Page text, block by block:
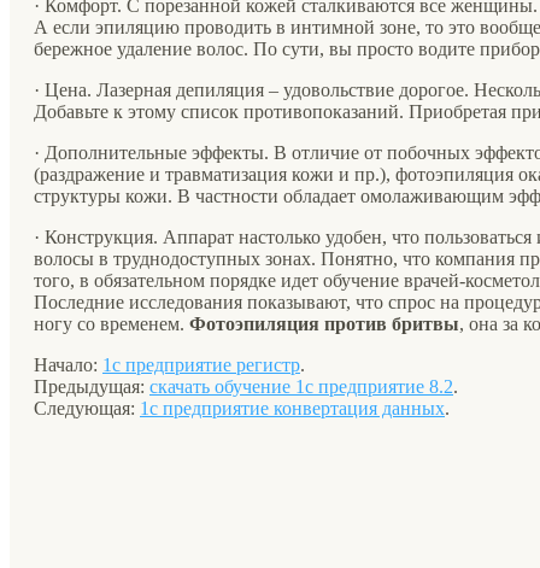
· Комфорт. С порезанной кожей сталкиваются все
А если эпиляцию проводить в интимной зоне, то это
бережное удаление волос. По сути, вы просто водите
· Цена. Лазерная депиляция – удовольствие дорогое.
Добавьте к этому список противопоказаний. Приобретая
· Дополнительные эффекты. В отличие от побочных
(раздражение и травматизация кожи и пр.), фотоэпиляция
структуры кожи. В частности обладает омолаживающим
· Конструкция. Аппарат настолько удобен, что
волосы в труднодоступных зонах. Понятно, что компания
того, в обязательном порядке идет обучение врачей-
Последние исследования показывают, что спрос на
ногу со временем. Фотоэпиляция против бритвы, она за
Начало: 1с предприятие регистр.
Предыдущая: скачать обучение 1с предприятие 8.2.
Следующая: 1с предприятие конвертация данных.